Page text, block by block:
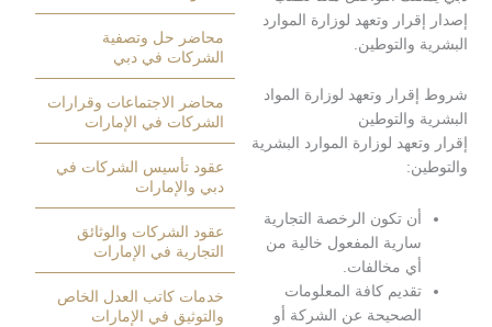
وتعهد لوزارة الموارد
والتوطين.
وتعهد لوزارة المواد
والتوطين
لوزارة الموارد البشرية
تكون الرخصة التجارية
المفعول خالية من
مخالفات.
كافة المعلومات
عن الشركة أو
محاضر حل وتصفية
الشركات في دبي
محاضر الاجتماعات وقرارات
الشركات في الإمارات
عقود تأسيس الشركات في
دبي والإمارات
عقود الشركات والوثائق
التجارية في الإمارات
خدمات كاتب العدل الخاص
والتوثيق في الإمارات